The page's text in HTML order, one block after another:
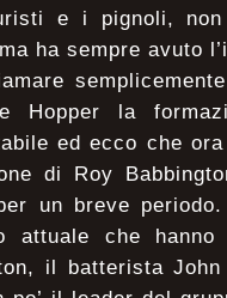
e i pignoli, non
ha sempre avuto
Hopper la
ed ecco che
di Roy
un breve
attuale che
il batterista